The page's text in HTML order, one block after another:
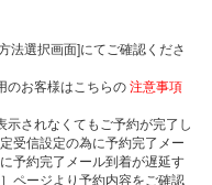
法選択画面]にてご確認くださ
のお客様はこちらの注意事項
されなくてもご予約が完了し
受信設定の為に予約完了メー
予約完了メール到着が遅延す
ページより予約内容をご確認